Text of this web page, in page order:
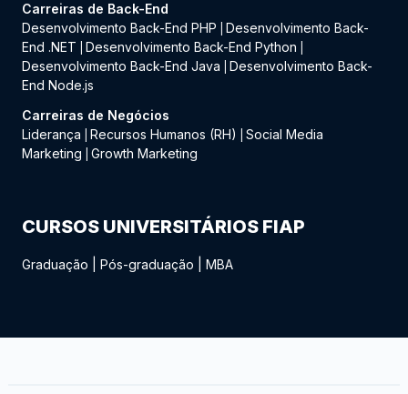
Carreiras de Back-End
Desenvolvimento Back-End PHP
Desenvolvimento Back-
End .NET
Desenvolvimento Back-End Python
Desenvolvimento Back-End Java
Desenvolvimento Back-
End Node.js
Carreiras de Negócios
Liderança
Recursos Humanos (RH)
Social Media
Marketing
Growth Marketing
CURSOS UNIVERSITÁRIOS FIAP
Graduação Pós-graduação MBA